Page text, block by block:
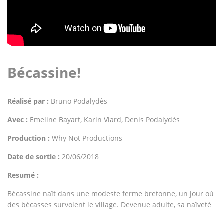
Bécassine!
Réalisé par : Bruno Podalydès
Avec : Emeline Bayart, Karin Viard, Denis Podalydès
Production : Why Not Productions
Date de sortie : 20/06/2018
Resumé :
Bécassine naît dans une modeste ferme bretonne, un jour où
des bécasses survolent le village. Devenue adulte, sa naïveté